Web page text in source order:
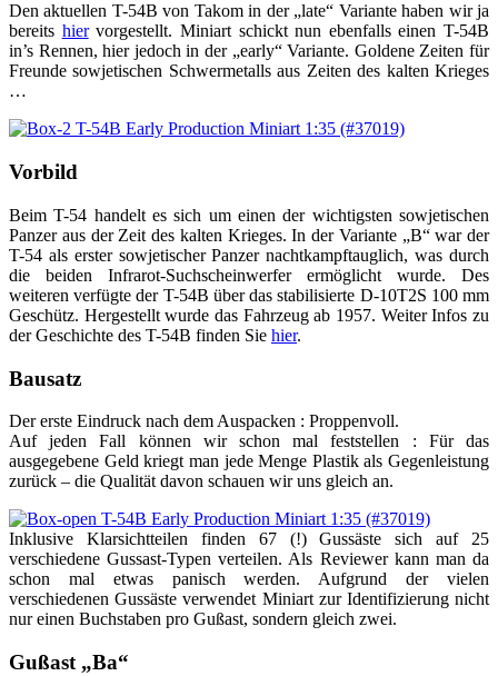
Den aktuellen T-54B von Takom in der „late“ Variante haben wir ja
bereits hiervorgestellt. Miniart schickt nun ebenfalls einen T-54B
in’s Rennen, hier jedoch in der „early“ Variante. Goldene Zeiten für
Freunde sowjetischen Schwermetalls aus Zeiten des kalten Krieges
…
Vorbild
Beim T-54 handelt es sich um einen der wichtigsten sowjetischen
Panzer aus der Zeit des kalten Krieges. In der Variante „B“ war der
T-54 als erster sowjetischer Panzer nachtkampftauglich, was durch
die beiden Infrarot-Suchscheinwerfer ermöglicht wurde. Des
weiteren verfügte der T-54B über das stabilisierte D-10T2S 100 mm
Geschütz. Hergestellt wurde das Fahrzeug ab 1957. Weiter Infos zu
der Geschichte des T-54B finden Sie hier.
Bausatz
Der erste Eindruck nach dem Auspacken : Proppenvoll.
Auf jeden Fall können wir schon mal feststellen : Für das
ausgegebene Geld kriegt man jede Menge Plastik als Gegenleistung
zurück – die Qualität davon schauen wir uns gleich an.
Inklusive Klarsichtteilen finden 67 (!) Gussäste sich auf 25
verschiedene Gussast-Typen verteilen. Als Reviewer kann man da
schon mal etwas panisch werden. Aufgrund der vielen
verschiedenen Gussäste verwendet Miniart zur Identifizierung nicht
nur einen Buchstaben pro Gußast, sondern gleich zwei.
Gußast „Ba“